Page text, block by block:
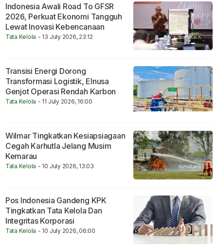
Indonesia Awali Road To GFSR
2026, Perkuat Ekonomi Tangguh
Lewat Inovasi Kebencanaan
Tata Kelola - 13 July 2026, 23:12
Transisi Energi Dorong
Transformasi Logistik, Elnusa
Genjot Operasi Rendah Karbon
Tata Kelola - 11 July 2026, 16:00
Wilmar Tingkatkan Kesiapsiagaan
Cegah Karhutla Jelang Musim
Kemarau
Tata Kelola - 10 July 2026, 13:03
Pos Indonesia Gandeng KPK
Tingkatkan Tata Kelola Dan
Integritas Korporasi
Tata Kelola - 10 July 2026, 06:00